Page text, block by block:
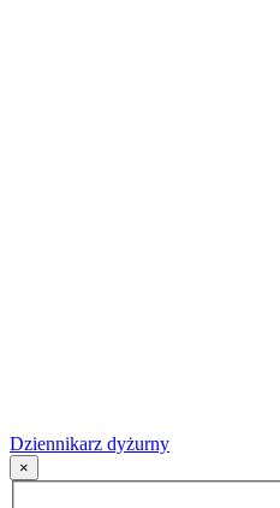
Dziennikarz dyżurny
×